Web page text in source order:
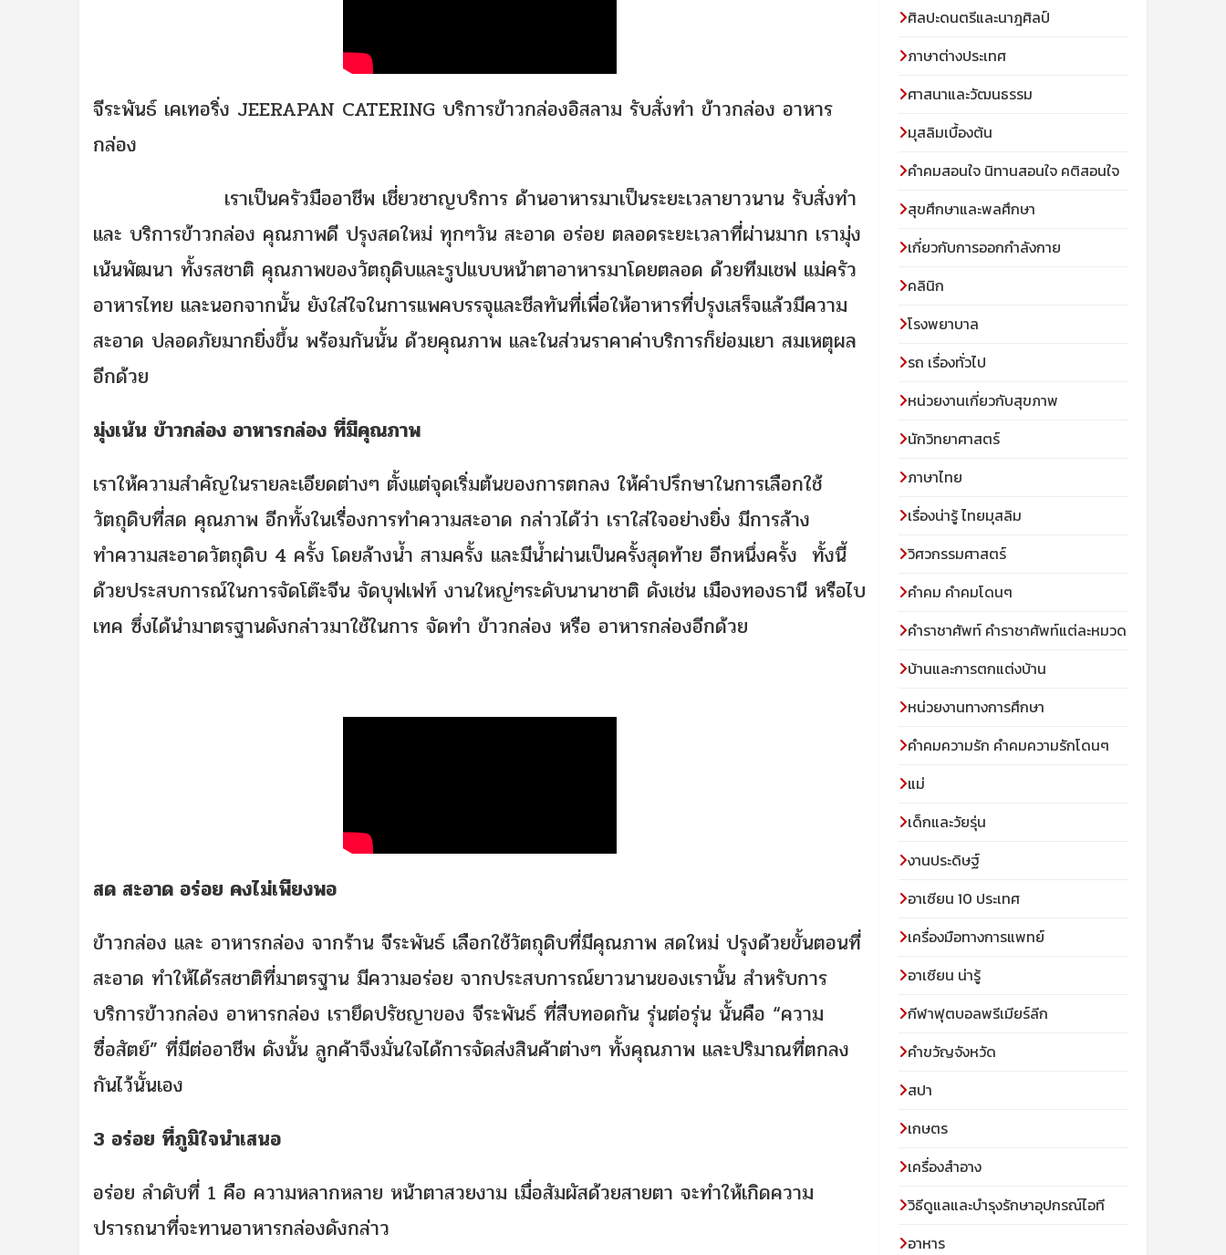
จีระพันธ์ เคเทอริ่ง JEERAPAN CATERING บริการข้าวกล่องอิสลาม รับสั่งทำ ข้าวกล่อง อาหาร
กล่อง
เราเป็นครัวมืออาชีพ เชี่ยวชาญบริการ ด้านอาหารมาเป็นระยะเวลายาวนาน รับสั่งทำ
และ บริการข้าวกล่อง คุณภาพดี ปรุงสดใหม่ ทุกๆวัน สะอาด อร่อย ตลอดระยะเวลาที่ผ่านมาก เรามุ่ง
เน้นพัฒนา ทั้งรสชาติ คุณภาพของวัตถุดิบและรูปแบบหน้าตาอาหารมาโดยตลอด ด้วยทีมเชฟ แม่ครัว
อาหารไทย และนอกจากนั้น ยังใส่ใจในการแพคบรรจุและชีลทันที่เพื่อให้อาหารที่ปรุงเสร็จแล้วมีความ
สะอาด ปลอดภัยมากยิ่งขึ้น พร้อมกันนั้น ด้วยคุณภาพ และในส่วนราคาค่าบริการก็ย่อมเยา สมเหตุผล
อีกด้วย
มุ่งเน้น ข้าวกล่อง อาหารกล่อง ที่มีคุณภาพ
เราให้ความสำคัญในรายละเอียดต่างๆ ตั้งแต่จุดเริ่มต้นของการตกลง ให้คำปรึกษาในการเลือกใช้
วัตถุดิบที่สด คุณภาพ อีกทั้งในเรื่องการทำความสะอาด กล่าวได้ว่า เราใส่ใจอย่างยิ่ง มีการล้าง
ทำความสะอาดวัตถุดิบ 4 ครั้ง โดยล้างน้ำ สามครั้ง และมีน้ำผ่านเป็นครั้งสุดท้าย อีกหนึ่งครั้ง ทั้งนี้
ด้วยประสบการณ์ในการจัดโต๊ะจีน จัดบุฟเฟท์ งานใหญ่ๆระดับนานาชาติ ดังเช่น เมืองทองธานี หรือไบ
เทค ซึ่งได้นำมาตรฐานดังกล่าวมาใช้ในการ จัดทำ ข้าวกล่อง หรือ อาหารกล่องอีกด้วย
สด สะอาด อร่อย คงไม่เพียงพอ
ข้าวกล่อง และ อาหารกล่อง จากร้าน จีระพันธ์ เลือกใช้วัตถุดิบที่มีคุณภาพ สดใหม่ ปรุงด้วยขั้นตอนที่
สะอาด ทำให้ได้รสชาติที่มาตรฐาน มีความอร่อย จากประสบการณ์ยาวนานของเรานั้น สำหรับการ
บริการข้าวกล่อง อาหารกล่อง เรายึดปรัชญาของ จีระพันธ์ ที่สืบทอดกัน รุ่นต่อรุ่น นั้นคือ “ความ
ซื่อสัตย์” ที่มีต่ออาชีพ ดังนั้น ลูกค้าจึงมั่นใจได้การจัดส่งสินค้าต่างๆ ทั้งคุณภาพ และปริมาณที่ตกลง
กันไว้นั้นเอง
3 อร่อย ที่ภูมิใจนำเสนอ
อร่อย ลำดับที่ 1 คือ ความหลากหลาย หน้าตาสวยงาม เมื่อสัมผัสด้วยสายตา จะทำให้เกิดความ
ปรารถนาที่จะทานอาหารกล่องดังกล่าว
ศิลปะดนตรีและนาฎศิลป์
ภาษาต่างประเทศ
ศาสนาและวัฒนธรรม
มุสลิมเบื้องต้น
คําคมสอนใจ นิทานสอนใจ คติสอนใจ
สุขศึกษาและพลศึกษา
เกี่ยวกับการออกกำลังกาย
คลินิก
โรงพยาบาล
รถ เรื่องทั่วไป
หน่วยงานเกี่ยวกับสุขภาพ
นักวิทยาศาสตร์
ภาษาไทย
เรื่องน่ารู้ ไทยมุสลิม
วิศวกรรมศาสตร์
คำคม คำคมโดนๆ
คำราชาศัพท์ คำราชาศัพท์แต่ละหมวด
บ้านและการตกแต่งบ้าน
หน่วยงานทางการศึกษา
คำคมความรัก คำคมความรักโดนๆ
แม่
เด็กและวัยรุ่น
งานประดิษฐ์
อาเซียน 10 ประเทศ
เครื่องมือทางการแพทย์
อาเซียน น่ารู้
กีฬาฟุตบอลพรีเมียร์ลีก
คำขวัญจังหวัด
สปา
เกษตร
เครื่องสำอาง
วิธีดูแลและบำรุงรักษาอุปกรณ์ไอที
อาหาร